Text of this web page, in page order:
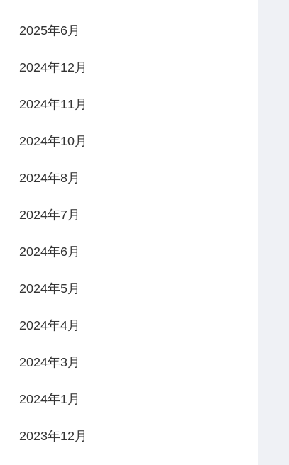
2025年6月
2024年12月
2024年11月
2024年10月
2024年8月
2024年7月
2024年6月
2024年5月
2024年4月
2024年3月
2024年1月
2023年12月